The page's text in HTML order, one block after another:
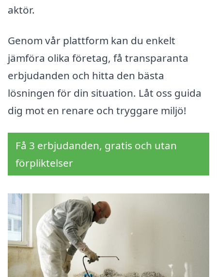
aktör.
Genom vår plattform kan du enkelt
jämföra olika företag, få transparanta
erbjudanden och hitta den bästa
lösningen för din situation. Låt oss guida
dig mot en renare och tryggare miljö!
Få 3 erbjudanden, gratis och utan
förpliktelser